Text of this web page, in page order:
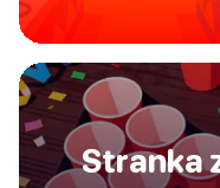
Stranka